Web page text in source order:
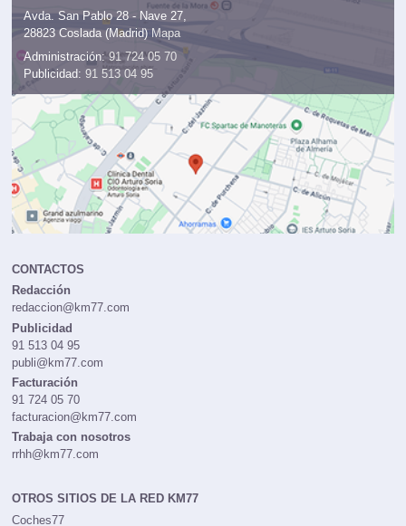
NUESTRAS OFICINAS
Avda. San Pablo 28 - Nave 27,
28823 Coslada (Madrid)
Mapa
Administración:91 724 05 70
Publicidad:
CONTACTOS
Redacción
redaccion@km77.com
Publicidad
91 513 04 95
publi@km77.com
Facturación
91 724 05 70
facturacion@km77.com
Trabaja con nosotros
OTROS SITIOS DE LA RED KM77